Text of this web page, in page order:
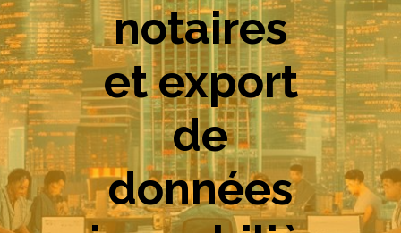
notaires
et export
de
données